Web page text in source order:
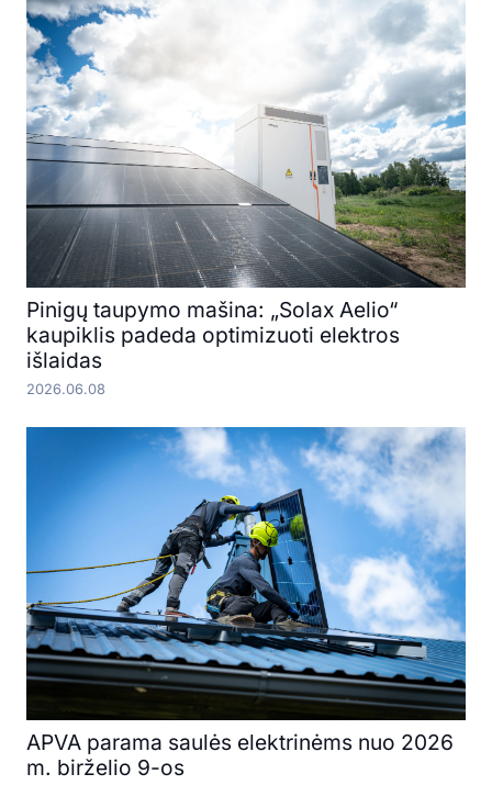
Pinigų taupymo mašina: „Solax Aelio“
kaupiklis padeda optimizuoti elektros
išlaidas
2026.06.08
APVA parama saulės elektrinėms nuo 2026
m. birželio 9-os